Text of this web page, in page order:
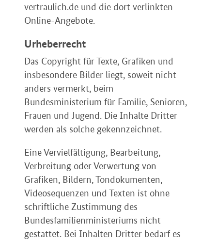
vertraulich.de und die dort verlinkten
Online-Angebote.
Urheberrecht
Das Copyright für Texte, Grafiken und
insbesondere Bilder liegt, soweit nicht
anders vermerkt, beim
Bundesministerium für Familie, Senioren,
Frauen und Jugend. Die Inhalte Dritter
werden als solche gekennzeichnet.
Eine Vervielfältigung, Bearbeitung,
Verbreitung oder Verwertung von
Grafiken, Bildern, Tondokumenten,
Videosequenzen und Texten ist ohne
schriftliche Zustimmung des
Bundesfamilienministeriums nicht
gestattet. Bei Inhalten Dritter bedarf es